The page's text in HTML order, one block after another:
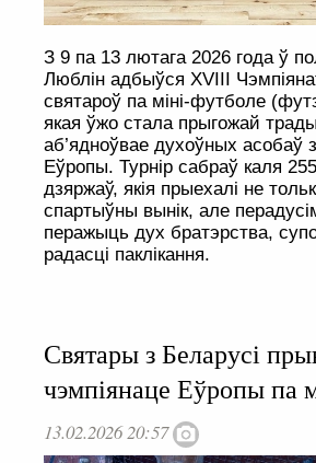
З 9 па 13 лютага 2026 года ў
Люблін адбыўся XVIII
святароў па міні-футболе
якая ўжо стала прыгожай
аб’ядноўвае духоўных асобаў
Еўропы. Турнір сабраў каля
дзяржаў, якія прыехалі не
спартыўны вынік, але
перажыць дух братэрства,
радасці паклікання.
Святары з Беларусі
чэмпіянаце Еўропы па
13.02.2026 20:57